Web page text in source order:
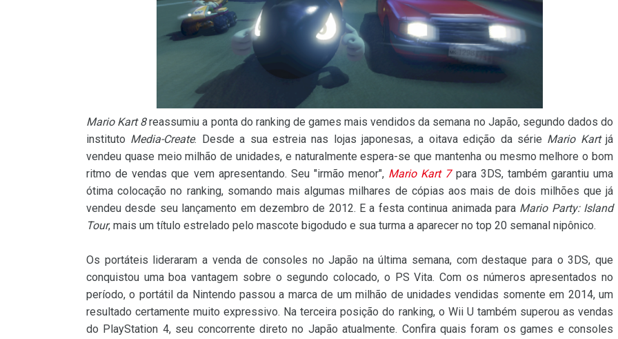
Mario Kart 8reassumiu a ponta do ranking de games mais vendidos da semana no Japão, segundo dados do
instituto Media-Create. Desde a sua estreia nas lojas japonesas, a oitava edição da série Mario Kartjá
vendeu quase meio milhão de unidades, e naturalmente espera-se que mantenha ou mesmo melhore o bom
ritmo de vendas que vem apresentando. Seu "irmão menor", Mario Kart 7para 3DS, também garantiu uma
ótima colocação no ranking, somando mais algumas milhares de cópias aos mais de dois milhões que já
vendeu desde seu lançamento em dezembro de 2012. E a festa continua animada para Mario Party: Island
Tour, mais um título estrelado pelo mascote bigodudo e sua turma a aparecer no top 20 semanal nipônico.
Os portáteis lideraram a venda de consoles no Japão na última semana, com destaque para o 3DS, que
conquistou uma boa vantagem sobre o segundo colocado, o PS Vita. Com os números apresentados no
período, o portátil da Nintendo passou a marca de um milhão de unidades vendidas somente em 2014, um
resultado certamente muito expressivo. Na terceira posição do ranking, o Wii U também superou as vendas
do PlayStation 4, seu concorrente direto no Japão atualmente. Confira quais foram os games e consoles